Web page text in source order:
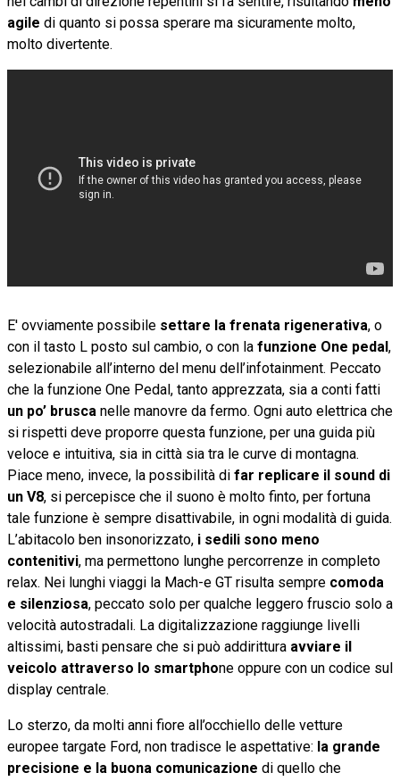
agile di quanto si possa sperare ma sicuramente molto,
molto divertente.
E' ovviamente possibile settare la frenata rigenerativa, o
con il tasto L posto sul cambio, o con la funzione One pedal,
selezionabile all’interno del menu dell’infotainment. Peccato
che la funzione One Pedal, tanto apprezzata, sia a conti fatti
un po’ brusca nelle manovre da fermo. Ogni auto elettrica che
si rispetti deve proporre questa funzione, per una guida più
veloce e intuitiva, sia in città sia tra le curve di montagna.
Piace meno, invece, la possibilità di far replicare il sound di
un V8, si percepisce che il suono è molto finto, per fortuna
tale funzione è sempre disattivabile, in ogni modalità di guida.
L’abitacolo ben insonorizzato, i sedili sono meno
contenitivi, ma permettono lunghe percorrenze in completo
relax. Nei lunghi viaggi la Mach-e GT risulta sempre comoda
e silenziosa, peccato solo per qualche leggero fruscio solo a
velocità autostradali. La digitalizzazione raggiunge livelli
altissimi, basti pensare che si può addirittura avviare il
veicolo attraverso lo smartphone oppure con un codice sul
display centrale.
Lo sterzo, da molti anni fiore all’occhiello delle vetture
europee targate Ford, non tradisce le aspettative: la grande
precisione e la buona comunicazione di quello che